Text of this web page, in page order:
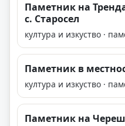
Паметник на
с. Старосел
култура и изкуство ·
Паметник в
култура и изкуство ·
Паметник на